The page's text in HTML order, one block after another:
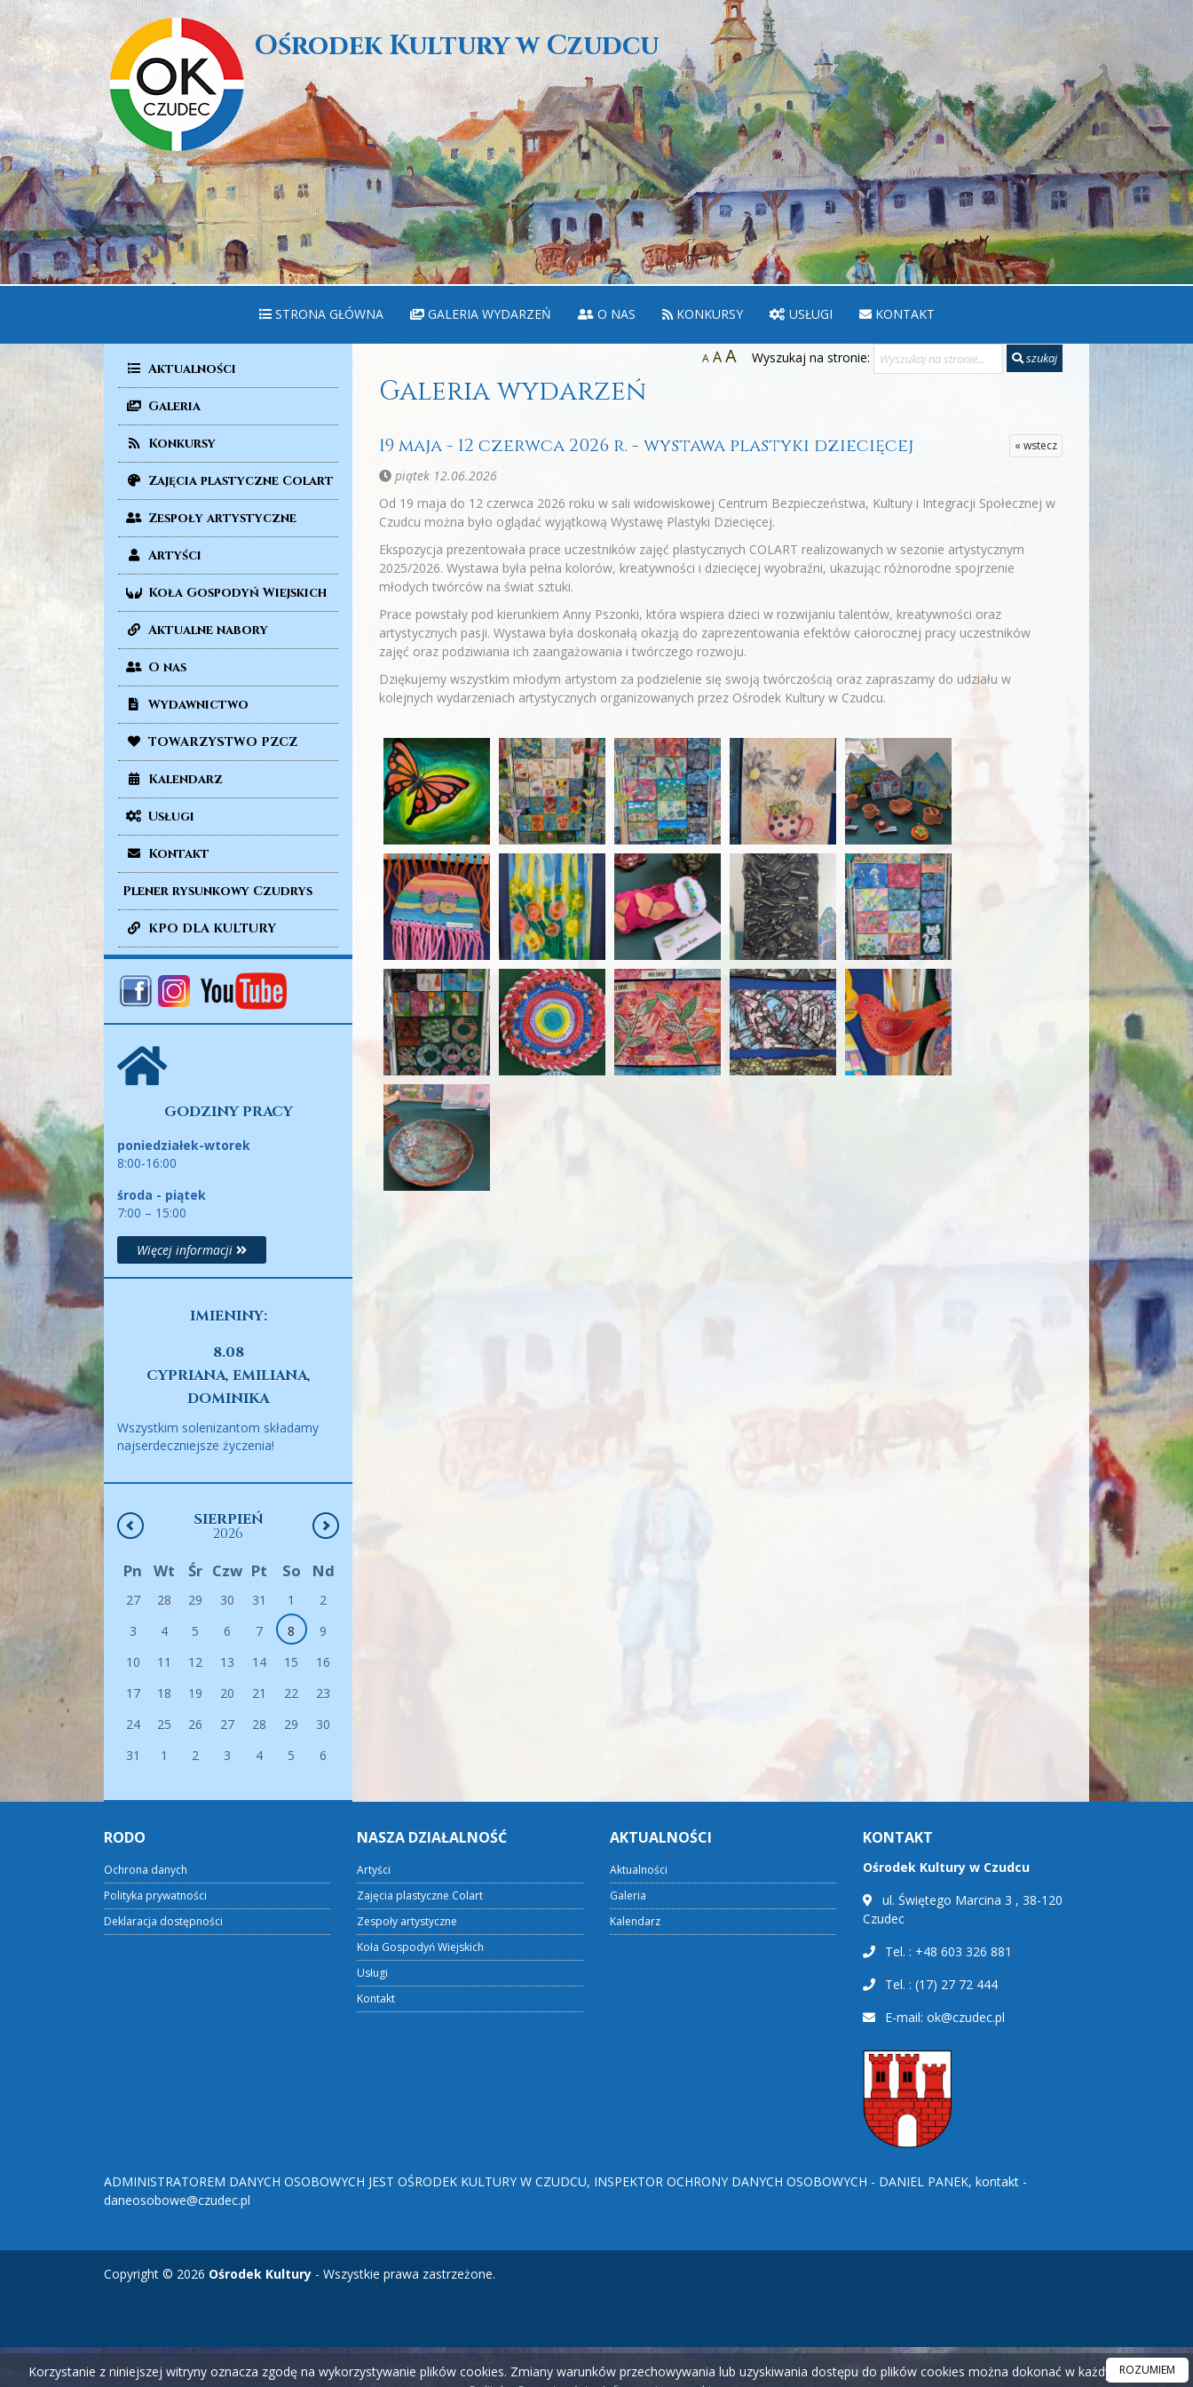
Ośrodek Kultury w Czudcu
STRONA GŁÓWNA GALERIA WYDARZEŃ O NAS KONKURSY USŁUGI KONTAKT
Aktualności
Galeria
Konkursy
Zajęcia plastyczne Colart
Zespoły artystyczne
Artyści
Koła Gospodyń Wiejskich
Aktualne nabory
O nas
Wydawnictwo
TOWARZYSTWO PZCZ
Kalendarz
Usługi
Kontakt
Plener rysunkowy Czudrys
KPO DLA KULTURY
GODZINY PRACY
poniedziałek-wtorek
8:00-16:00
środa - piątek
7:00 – 15:00
Więcej informacji
IMIENINY:
8.08
CYPRIANA, EMILIANA,
DOMINIKA
Wszystkim solenizantom składamy
najserdeczniejsze życzenia!
SIERPIEŃ
2026
Pn Wt Śr Czw Pt So Nd
27 28 29 30 31 1
2
3
4 5 6 7 8
9
10
11 12 13 14 15
16
17
18 19 20 21 22
23
24
25 26 27 28 29
30
31
1 2 3 4 5 6
A AA Wyszukaj na stronie: szukaj
Galeria wydarzeń
« wstecz
19 maja - 12 czerwca 2026 r. - wystawa plastyki dziecięcej
piątek 12.06.2026
Od 19 maja do 12 czerwca 2026 roku w sali widowiskowej Centrum Bezpieczeństwa, Kultury i Integracji Społecznej w
Czudcu można było oglądać wyjątkową Wystawę Plastyki Dziecięcej.
Ekspozycja prezentowała prace uczestników zajęć plastycznych COLART realizowanych w sezonie artystycznym
2025/2026. Wystawa była pełna kolorów, kreatywności i dziecięcej wyobraźni, ukazując różnorodne spojrzenie
młodych twórców na świat sztuki.
Prace powstały pod kierunkiem Anny Pszonki, która wspiera dzieci w rozwijaniu talentów, kreatywności oraz
artystycznych pasji. Wystawa była doskonałą okazją do zaprezentowania efektów całorocznej pracy uczestników
zajęć oraz podziwiania ich zaangażowania i twórczego rozwoju.
Dziękujemy wszystkim młodym artystom za podzielenie się swoją twórczością oraz zapraszamy do udziału w
kolejnych wydarzeniach artystycznych organizowanych przez Ośrodek Kultury w Czudcu.
RODO
Ochrona danych
Polityka prywatności
Deklaracja dostępności
NASZA DZIAŁALNOŚĆ
Artyści
Zajęcia plastyczne Colart
Zespoły artystyczne
Koła Gospodyń Wiejskich
Usługi
Kontakt
AKTUALNOŚCI
Aktualności
Galeria
Kalendarz
KONTAKT
Ośrodek Kultury w Czudcu
ul. Świętego Marcina 3 , 38-120
Czudec
Tel. : +48 603 326 881
Tel. : (17) 27 72 444
E-mail: ok@czudec.pl
ADMINISTRATOREM DANYCH OSOBOWYCH JEST OŚRODEK KULTURY W CZUDCU, INSPEKTOR OCHRONY DANYCH OSOBOWYCH - DANIEL PANEK, kontakt -
daneosobowe@czudec.pl
Copyright © 2026 Ośrodek Kultury - Wszystkie prawa zastrzeżone.
Korzystanie z niniejszej witryny oznacza zgodę na wykorzystywanie plików cookies. Zmiany warunków przechowywania lub uzyskiwania dostępu do plików cookies można dokonać w każdym czasie.
ROZUMIEM